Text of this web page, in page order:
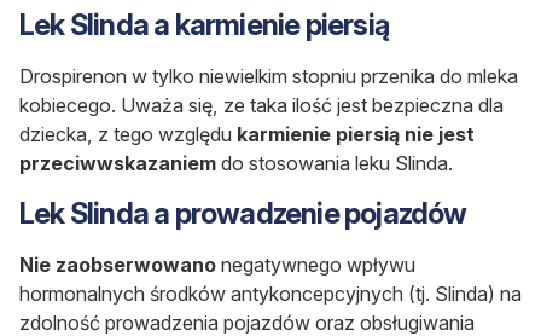
Lek Slinda a karmienie piersią
Drospirenon w tylko niewielkim stopniu przenika do mleka
kobiecego. Uważa się, ze taka ilość jest bezpieczna dla
dziecka, z tego względu karmienie piersią nie jest
przeciwwskazaniem do stosowania leku Slinda.
Lek Slinda a prowadzenie pojazdów
Nie zaobserwowano negatywnego wpływu
hormonalnych środków antykoncepcyjnych (tj. Slinda) na
zdolność prowadzenia pojazdów oraz obsługiwania